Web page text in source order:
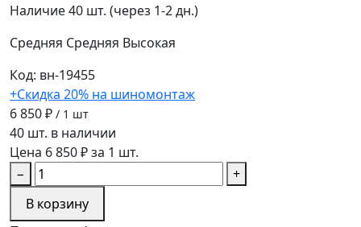
Наличие40 шт. (через 1-2 дн.)
Средняя Средняя Высокая
Код: вн-19455
+Скидка 20% на шиномонтаж
6 850 ₽ / 1 шт
40 шт. в наличии
Цена 6 850 ₽ за 1 шт.
−
+
В корзину